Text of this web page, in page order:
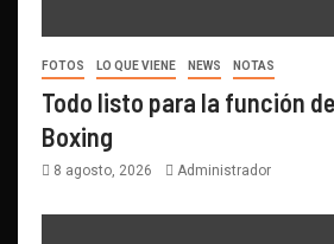
FOTOS LO QUE VIENE NEWS NOTAS
Todo listo para la función
Boxing
8 agosto, 2026 Administrador